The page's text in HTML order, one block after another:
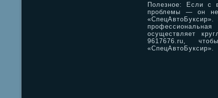
Полезное: Если с
проблемы — он не
осуществляет
9617676.ru,
«СпецАвтоБуксир».